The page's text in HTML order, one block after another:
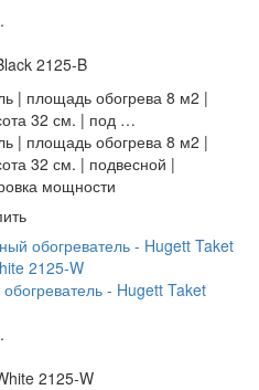
2125-B
| площадь обогрева 8 м2 |
32 см. | под …
| площадь обогрева 8 м2 |
32 см. | подвесной |
мощности
- Hugett Taket
2125-W